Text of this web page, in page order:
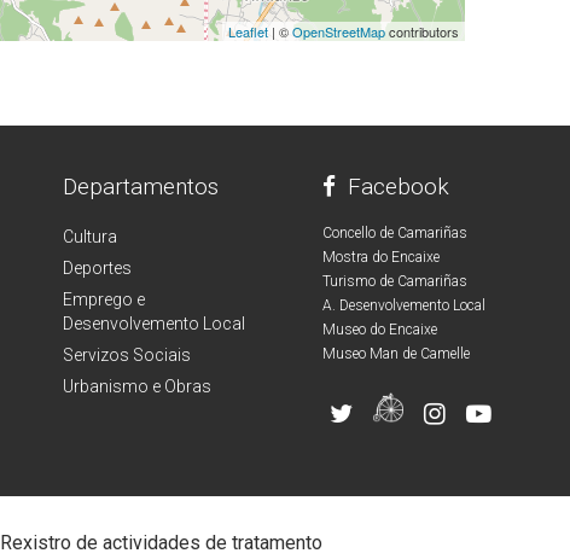
Leaflet | ©OpenStreetMapcontributors
Departamentos
Cultura
Deportes
Emprego e
Desenvolvemento Local
Servizos Sociais
Urbanismo e Obras
Facebook
Concello de Camariñas
Mostra do Encaixe
Turismo de Camariñas
A. Desenvolvemento Local
Museo do Encaixe
Museo Man de Camelle
Rexistro de actividades de tratamento